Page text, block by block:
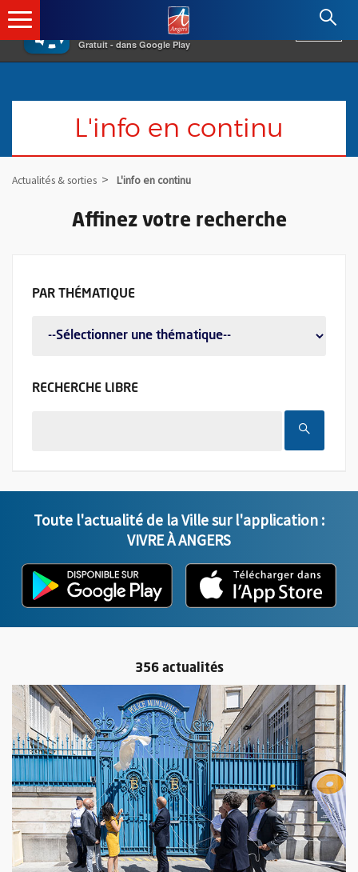
×
Gratuit - dans Google Play
Angers.fr : Retour à l'accueil
L'info en continu
Actualités & sorties L'info en continu
Affinez votre recherche
PAR THÉMATIQUEFILTER LES ACTUALITÉS PAR
RECHERCHE LIBREFILTER LES ACTUALITÉS PAR MOTS
Toute l'actualité de la Ville sur l'application :
VIVRE À ANGERS
L'application "Vivre à Angers" -
, Ouvre une nouvelle fenêtre ,
356 actualités
En savoir plus sur l'actualité La police municipale a investi ses